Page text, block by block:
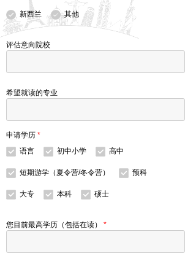
新西兰 其他
评估意向院校
希望就读的专业
申请学历 *
语言
初中小学 高中
短期游学（夏令营/冬令营） 预科
大专 本科 硕士
您目前最高学历（包括在读） *